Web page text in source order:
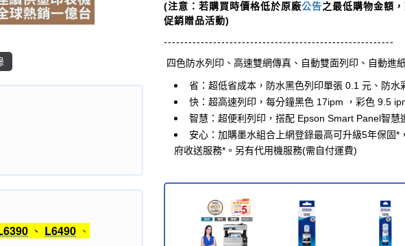
、 L6490 、
(注意：若購買時價格低於原廠公告之最低購物金額
促銷贈品活動)
--------------------------------------------------------
四色防水列印、高速雙網傳真、自動雙面列印、自動進
省：超低省成本，防水黑色列印單張 0.1 元、防水
快：超高速列印，每分鐘黑色 17ipm ，彩色 9.5
智慧：超便利列印，搭配 Epson Smart Panel智慧
安心： 加購墨水組合上網登錄最高可升級5年保固*
府收送服務*。另有代用機服務(需自付運費)